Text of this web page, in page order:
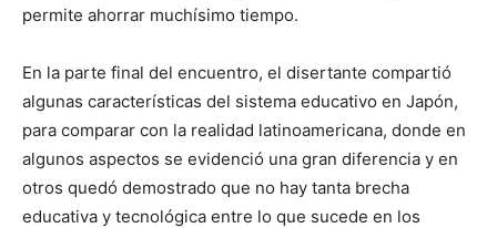
permite ahorrar muchísimo tiempo.
En la parte final del encuentro, el disertante compartió
algunas características del sistema educativo en Japón,
para comparar con la realidad latinoamericana, donde en
algunos aspectos se evidenció una gran diferencia y en
otros quedó demostrado que no hay tanta brecha
educativa y tecnológica entre lo que sucede en los